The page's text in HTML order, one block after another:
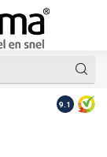
Op
9.1